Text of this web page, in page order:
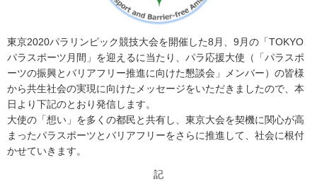
東京2020パラリンピック競技大会を開催した8月、9月の「TOKYO
パラスポーツ月間」を迎えるに当たり、パラ応援大使（「パラスポ
ーツの振興とバリアフリー推進に向けた懇談会」メンバー）の皆様
から共生社会の実現に向けたメッセージをいただきましたので、本
日より下記のとおり発信します。
大使の「想い」を多くの都民と共有し、東京大会を契機に関心が高
まったパラスポーツとバリアフリーをさらに推進して、社会に根付
かせていきます。
記